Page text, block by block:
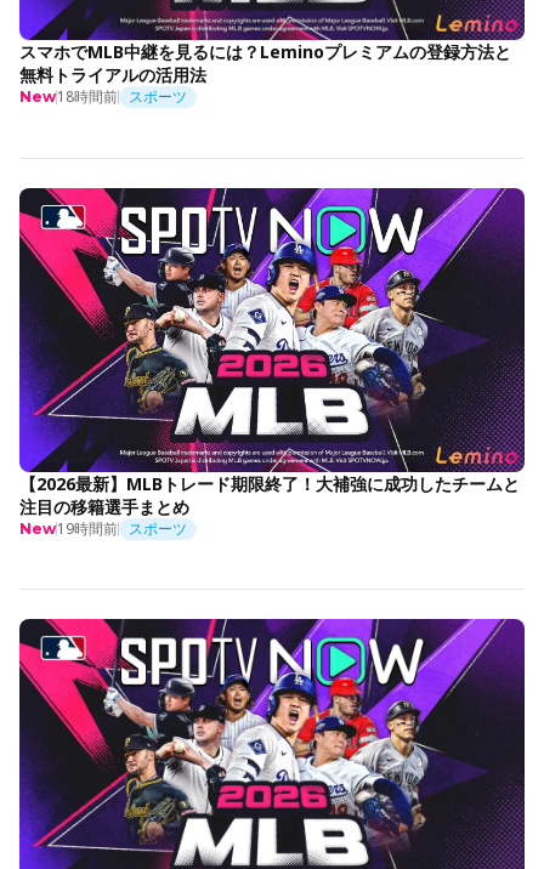
スマホでMLB中継を見るには？Leminoプレミアムの登録方法と
無料トライアルの活用法
New18時間前 スポーツ
【2026最新】MLBトレード期限終了！大補強に成功したチームと
注目の移籍選手まとめ
New19時間前 スポーツ